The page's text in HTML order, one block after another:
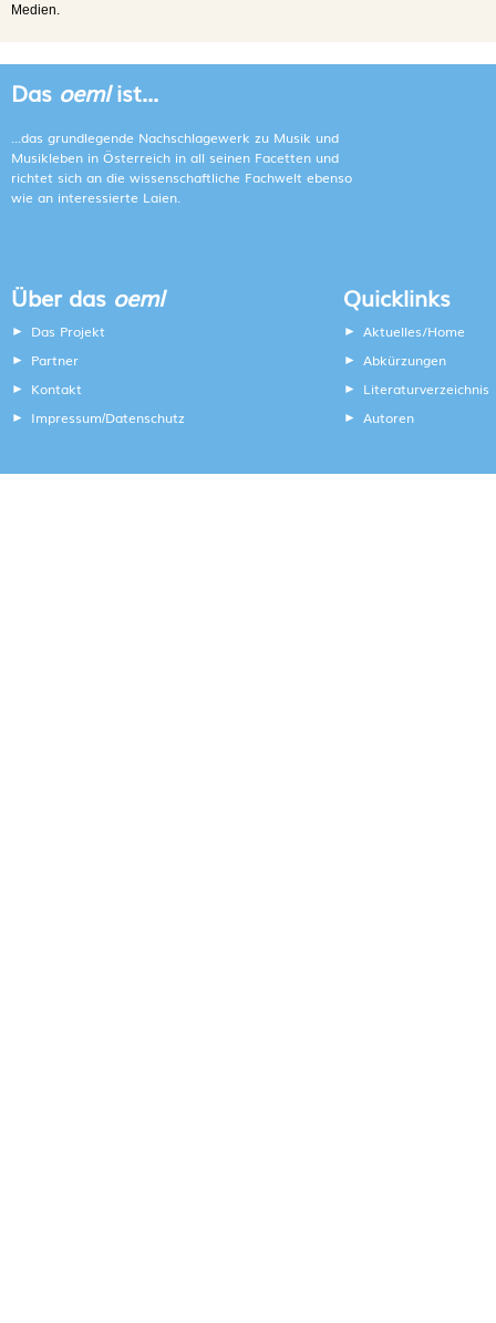
Medien.
Das oemlist...
...das grundlegende Nachschlagewerk zu Musik und
Musikleben in Österreich in all seinen Facetten und
richtet sich an die wissenschaftliche Fachwelt ebenso
wie an interessierte Laien.
Über das oeml
Das Projekt
Partner
Kontakt
Impressum/Datenschutz
Quicklinks
Aktuelles/Home
Abkürzungen
Literaturverzeichnis
Autoren